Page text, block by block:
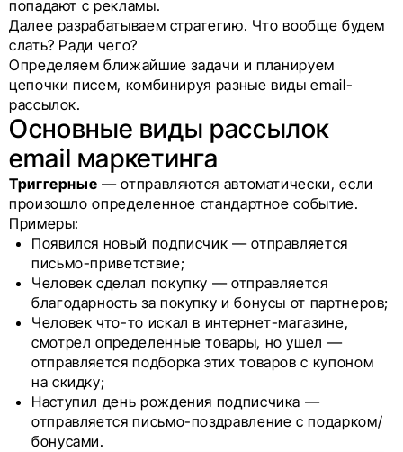
попадают с рекламы.
Далее разрабатываем стратегию. Что вообще будем
слать? Ради чего?
Определяем ближайшие задачи и планируем
цепочки писем, комбинируя разные виды email-
рассылок.
Основные виды рассылок
email маркетинга
Триггерные — отправляются автоматически, если
произошло определенное стандартное событие.
Примеры:
Появился новый подписчик — отправляется
письмо-приветствие;
Человек сделал покупку — отправляется
благодарность за покупку и бонусы от партнеров;
Человек что-то искал в интернет-магазине,
смотрел определенные товары, но ушел —
отправляется подборка этих товаров с купоном
на скидку;
Наступил день рождения подписчика —
отправляется письмо-поздравление с подарком/
бонусами.